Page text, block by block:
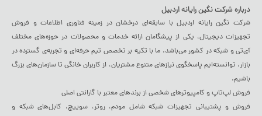
موبایل، تماشای فیلم و وب‌گردی
🔹عملکرد سریع و حافظه کافی
این گوشی باپردازنده قدرتمند و 8 GB رم، عملکردی روان و سریع را در
هنگام اجرای برنامه‌ها و بازی‌ها ارائه می‌دهد. همچنین،128GB حافظه
داخلی
می‌آورد. اگر نیاز به فضای بیشتری دارید، می‌توانید از
کارت حافظه
درباره شرکت نگین رایانه اردبیل
شرکت نگین رایانه اردبیل با سابقه‌ای درخشان در زمینه فناوری اطلاعات و فروش
تجهیزات دیجیتال، یکی از پیشگامان ارائه خدمات و محصولات در حوزه‌های مختلف
آی‌تی و شبکه در کشور می‌باشد. ما با تکیه بر تخصص تیم حرفه‌ای و تجربه‌ی گسترده در
بازار، توانسته‌ایم پاسخگوی نیازهای متنوع مشتریان، از کاربران خانگی تا سازمان‌های بزرگ
باشیم.
فروش لپ‌تاپ و کامپیوترهای شخصی از برندهای معتبر با گارانتی اصلی
فروش و پشتیبانی تجهیزات شبکه شامل مودم، روتر، سوییچ، کابل‌های شبکه و